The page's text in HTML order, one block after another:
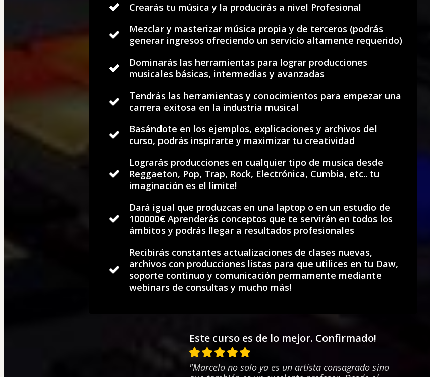
Crearás tu música y la producirás a nivel Profesional
Mezclar y masterizar música propia y de terceros (podrás
generar ingresos ofreciendo un servicio altamente requerido)
Dominarás las herramientas para lograr producciones
musicales básicas, intermedias y avanzadas
Tendrás las herramientas y conocimientos para empezar una
carrera exitosa en la industria musical
Basándote en los ejemplos, explicaciones y archivos del
curso, podrás inspirarte y maximizar tu creatividad
Lograrás producciones en cualquier tipo de musica desde
Reggaeton, Pop, Trap, Rock, Electrónica, Cumbia, etc.. tu
imaginación es el límite!
Dará igual que produzcas en una laptop o en un estudio de
100000€ Aprenderás conceptos que te servirán en todos los
ámbitos y podrás llegar a resultados profesionales
Recibirás constantes actualizaciones de clases nuevas,
archivos con producciones listas para que utilices en tu Daw,
soporte continuo y comunicación permamente mediante
webinars de consultas y mucho más!
Este curso es de lo mejor. Confirmado!
"Marcelo no solo ya es un artista consagrado sino